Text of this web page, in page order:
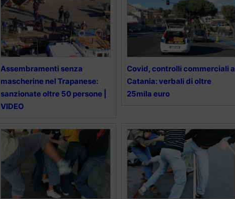
Assembramenti senza
mascherine nel Trapanese:
sanzionate oltre 50 persone |
VIDEO
Covid, controlli commerciali a
Catania: verbali di oltre
25mila euro